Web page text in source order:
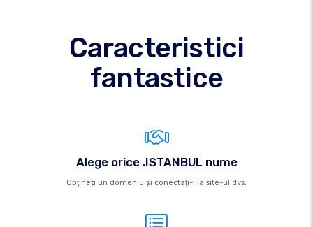
Caracteristici
fantastice
Alege orice .ISTANBUL nume
Obţineți un domeniu şi conectaţi-l la site-ul dvs.